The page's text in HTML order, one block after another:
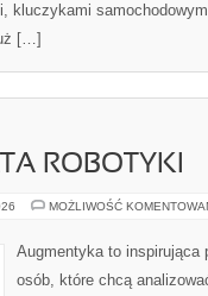
kluczykami
[…]
ROBOTYKI
MOŻLIWOŚĆ
Augmentyka to inspirująca
osób, które chcą